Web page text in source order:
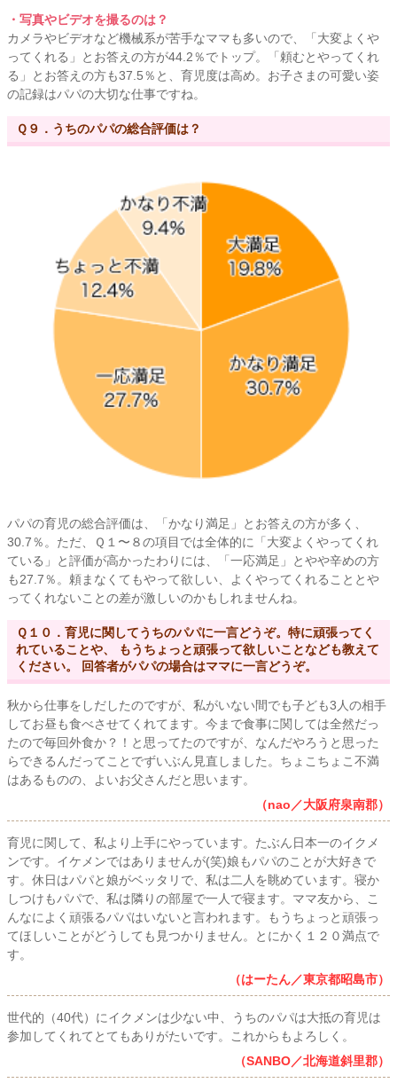
・写真やビデオを撮るのは？
カメラやビデオなど機械系が苦手なママも多いので、「大変よくや
ってくれる」とお答えの方が44.2％でトップ。「頼むとやってくれ
る」とお答えの方も37.5％と、育児度は高め。お子さまの可愛い姿
の記録はパパの大切な仕事ですね。
Ｑ９．うちのパパの総合評価は？
パパの育児の総合評価は、「かなり満足」とお答えの方が多く、
30.7％。ただ、Ｑ１〜８の項目では全体的に「大変よくやってくれ
ている」と評価が高かったわりには、「一応満足」とやや辛めの方
も27.7％。頼まなくてもやって欲しい、よくやってくれることとや
ってくれないことの差が激しいのかもしれませんね。
Ｑ１０．育児に関してうちのパパに一言どうぞ。特に頑張ってく
れていることや、 もうちょっと頑張って欲しいことなども教えて
ください。 回答者がパパの場合はママに一言どうぞ。
秋から仕事をしだしたのですが、私がいない間でも子ども3人の相手
してお昼も食べさせてくれてます。今まで食事に関しては全然だっ
たので毎回外食か？！と思ってたのですが、なんだやろうと思った
らできるんだってことでずいぶん見直しました。ちょこちょこ不満
はあるものの、よいお父さんだと思います。
（nao／大阪府泉南郡）
育児に関して、私より上手にやっています。たぶん日本一のイクメ
ンです。イケメンではありませんが(笑)娘もパパのことが大好きで
す。休日はパパと娘がベッタリで、私は二人を眺めています。寝か
しつけもパパで、私は隣りの部屋で一人で寝ます。ママ友から、こ
んなによく頑張るパパはいないと言われます。もうちょっと頑張っ
てほしいことがどうしても見つかりません。とにかく１２０満点で
す。
（はーたん／東京都昭島市）
世代的（40代）にイクメンは少ない中、うちのパパは大抵の育児は
参加してくれてとてもありがたいです。これからもよろしく。
（SANBO／北海道斜里郡）